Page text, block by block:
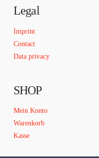
Legal
Imprint
Contact
Data privacy
SHOP
Mein Konto
Warenkorb
Kasse